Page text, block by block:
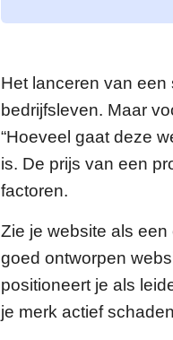
Het lanceren van
bedrijfsleven. Maar
“Hoeveel gaat deze
is. De prijs van een
factoren.
Zie je website als
goed ontworpen
positioneert je als
je merk actief